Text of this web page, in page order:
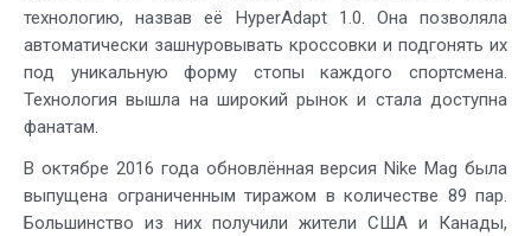
технологию, назвав её HyperAdapt 1.0. Она позволяла
автоматически зашнуровывать кроссовки и подгонять их
под уникальную форму стопы каждого спортсмена.
Технология вышла на широкий рынок и стала доступна
фанатам.
В октябре 2016 года обновлённая версия Nike Mag была
выпущена ограниченным тиражом в количестве 89 пар.
Большинство из них получили жители США и Канады,